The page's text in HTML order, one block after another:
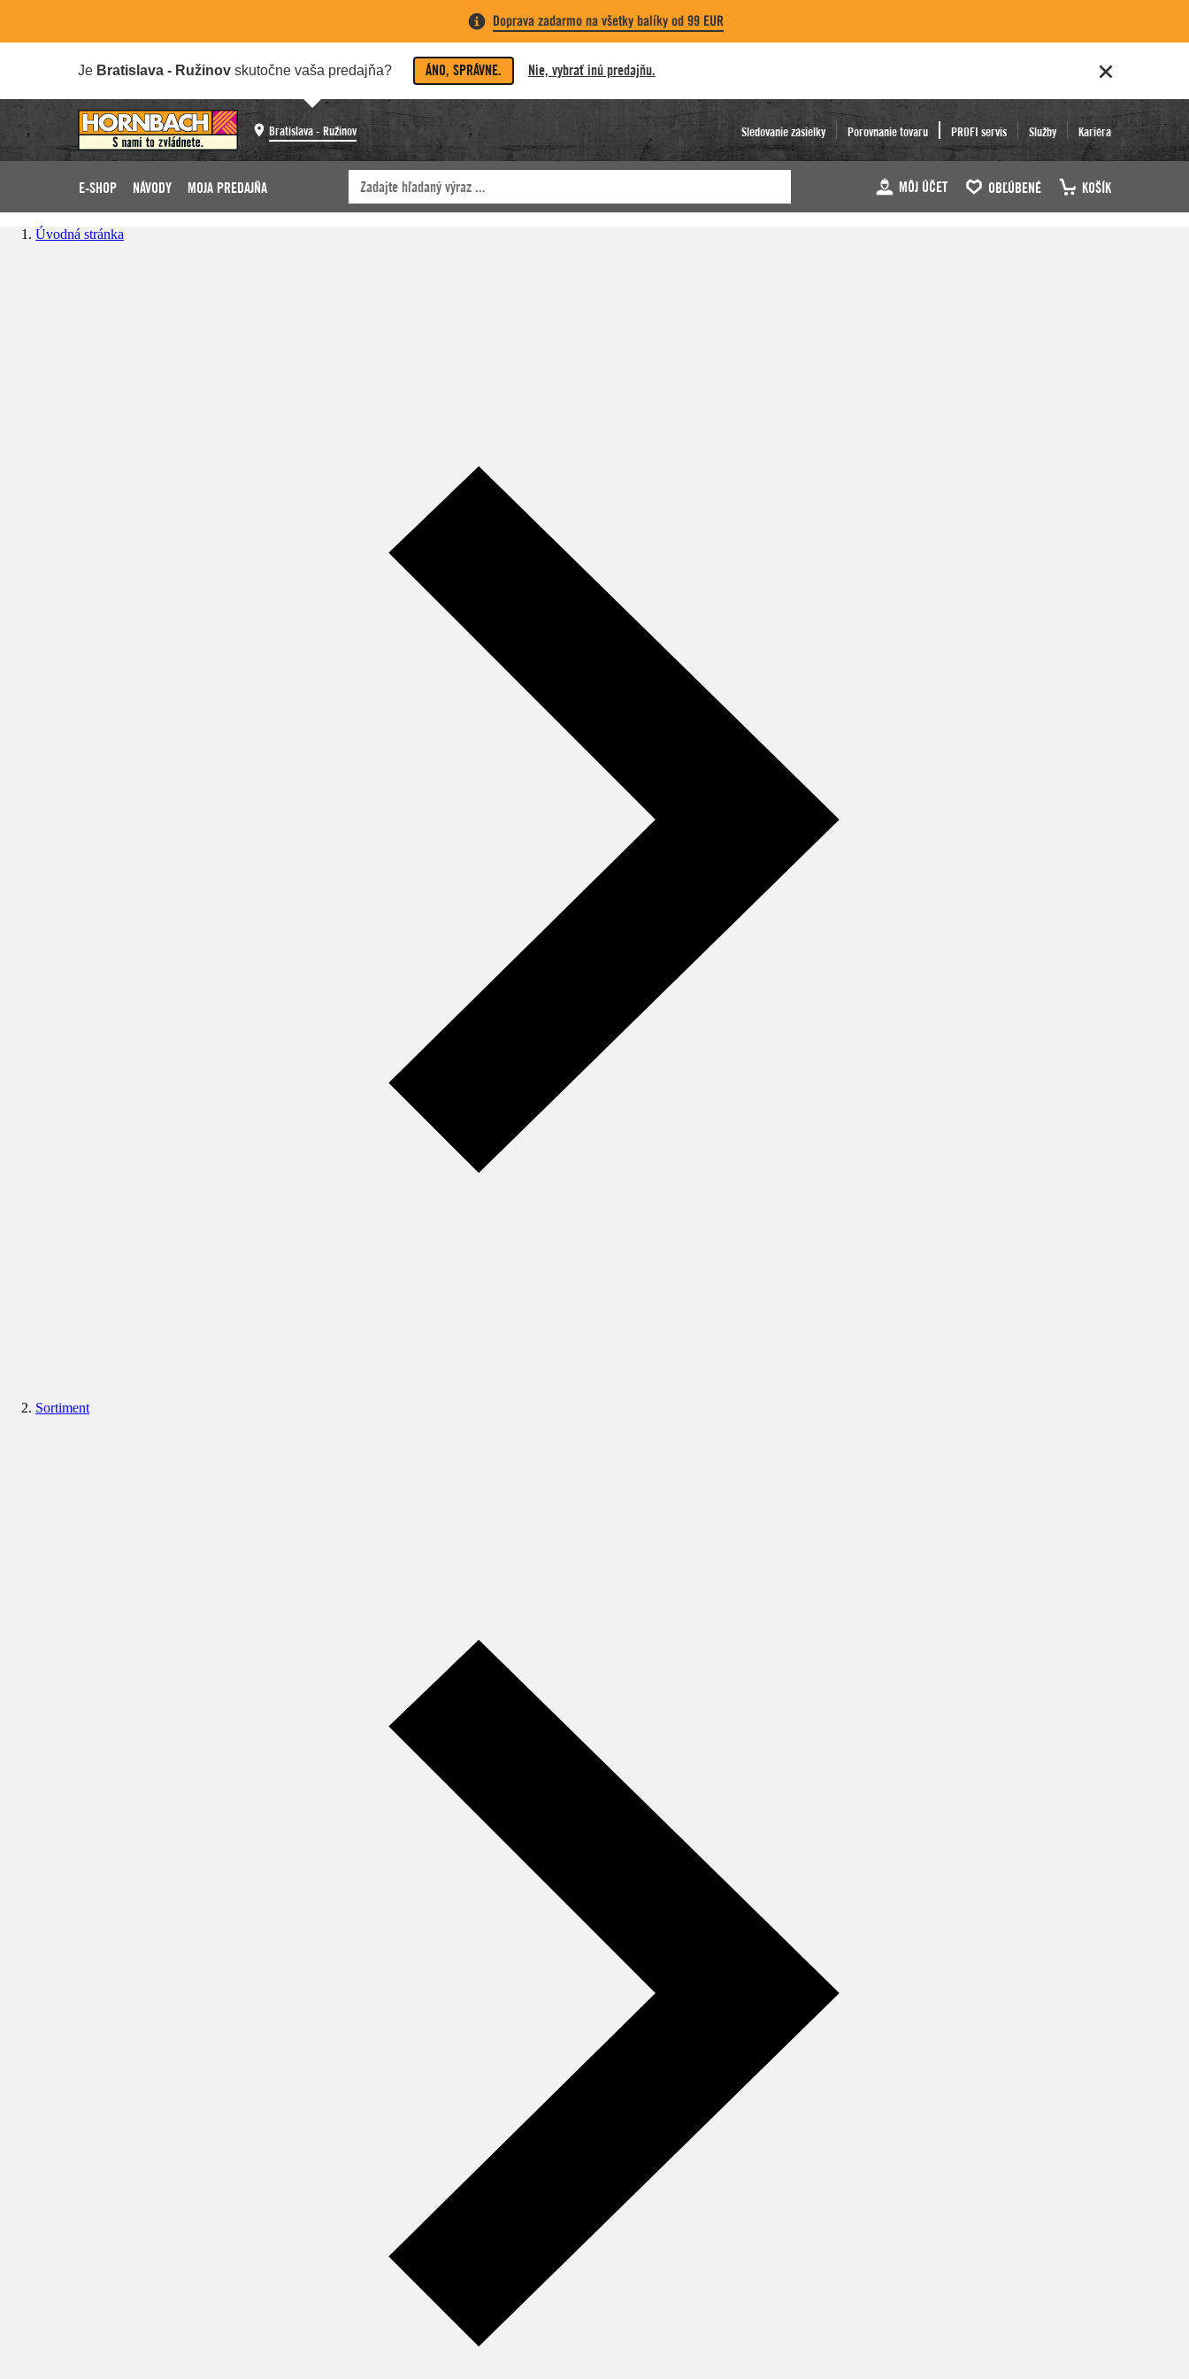
Doprava zadarmo na všetky balíky od 99 EUR
Je Bratislava - Ružinov skutočne vaša predajňa? ÁNO, SPRÁVNE. Nie, vybrať inú predajňu.
Bratislava - Ružinov Sledovanie zásielky Porovnanie tovaru PROFI servis Služby Kariéra
E-SHOP NÁVODY MOJA PREDAJŇA MÔJ ÚČET OBĽÚBENÉ KOŠÍK
Úvodná stránka
Sortiment